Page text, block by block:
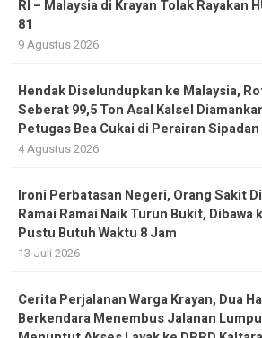
RI – Malaysia di Krayan Tolak Rayakan
81
9 Agustus 2026
Hendak Diselundupkan ke Malaysia,
Seberat 99,5 Ton Asal Kalsel
Petugas Bea Cukai di Perairan Sipadan
4 Agustus 2026
Ironi Perbatasan Negeri, Orang Sakit
Ramai Ramai Naik Turun Bukit, Dibawa
Pustu Butuh Waktu 8 Jam
13 Juli 2026
Cerita Perjalanan Warga Krayan, Dua
Berkendara Menembus Jalanan